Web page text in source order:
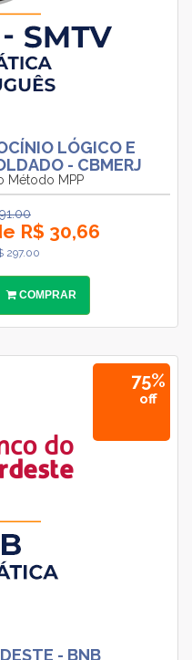
LÓGICO E
- CBMERJ
Método MPP
R$ 30,66
297.00
COMPRAR
75%
off
- BNB